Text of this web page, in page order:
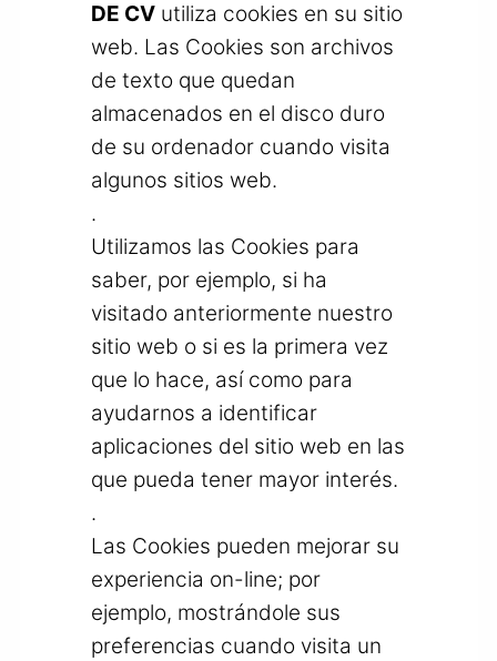
DE CVutiliza cookies en su sitio
web. Las Cookies son archivos
de texto que quedan
almacenados en el disco duro
de su ordenador cuando visita
algunos sitios web.
.
Utilizamos las Cookies para
saber, por ejemplo, si ha
visitado anteriormente nuestro
sitio web o si es la primera vez
que lo hace, así como para
ayudarnos a identificar
aplicaciones del sitio web en las
que pueda tener mayor interés.
.
Las Cookies pueden mejorar su
experiencia on-line; por
ejemplo, mostrándole sus
preferencias cuando visita un